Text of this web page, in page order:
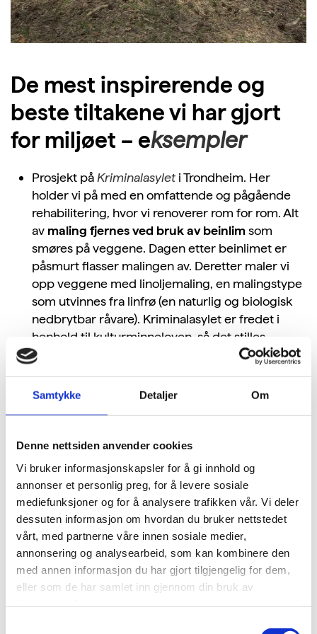
Samtykke Detaljer Om
Denne nettsiden anvender cookies
Vi bruker informasjonskapsler for å gi innhold og
annonser et personlig preg, for å levere sosiale
mediefunksjoner og for å analysere trafikken vår. Vi deler
dessuten informasjon om hvordan du bruker nettstedet
vårt, med partnerne våre innen sosiale medier,
annonsering og analysearbeid, som kan kombinere den
med annen informasjon du har gjort tilgjengelig for dem,
eller som de har samlet inn gjennom din bruk av
De mest inspirerende og
beste tiltakene vi har gjort
for miljøet – eksempler
Prosjekt påKriminalasyleti Trondheim. Her
holder vi på med en omfattende og pågående
rehabilitering, hvor vi renoverer rom for rom. Alt
av maling fjernes ved bruk av beinlimsom
smøres på veggene. Dagen etter beinlimet er
påsmurt flasser malingen av. Deretter maler vi
opp veggene med linoljemaling, en malingstype
som utvinnes fra linfrø (en naturlig og biologisk
nedbrytbar råvare). Kriminalasylet er fredet i
henhold til kulturminneloven, så det stilles
således strenge krav til utførelse av
Prosjektet på Nypan Stabbur
. Her ble det
fjerne maling
fra fasaden. Dette viste seg å være
tidsbruk og resultat. Stabburet ble deretter malt
opp igjen medkomposisjonsmaling. Dette er
maling som består av naturlige ingredienser,
som blant annet vann, mel, jernvitriol, salt og
fargetoff. Fordelene med malingen er at det har
svært god dekkevne, samtidig som den er
diffusjonsåpen og gjør at treverket får «puste».